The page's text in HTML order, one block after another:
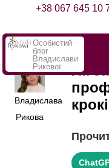
+38 067 645 10
Особистий
блог
Владислави
Рикової
Владислава
Рикова
Як